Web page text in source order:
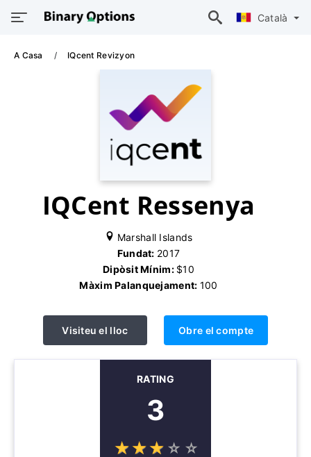
Català
A Casa IQcent Revizyon
IQCent Ressenya
Marshall Islands
Fundat: 2017
Dipòsit Mínim: $10
Màxim Palanquejament: 100
Visiteu el lloc Obre el compte
RATING
3
☆☆☆ ☆ ☆
★★★ ★ ★